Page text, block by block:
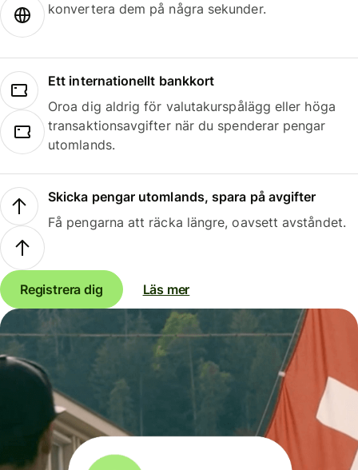
konvertera dem på några sekunder.
Ett internationellt bankkort
Oroa dig aldrig för valutakurspålägg eller höga
transaktionsavgifter när du spenderar pengar
utomlands.
Skicka pengar utomlands, spara på avgifter
Få pengarna att räcka längre, oavsett avståndet.
Registrera dig Läs mer